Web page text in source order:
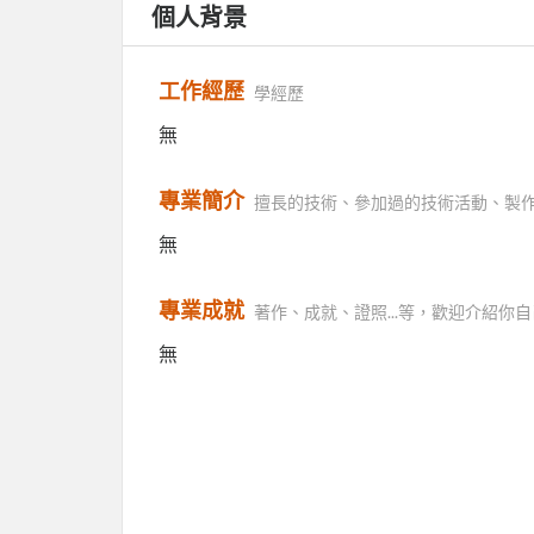
個人背景
工作經歷 學經歷
無
專業簡介 擅長的技術、參加過的技術活動、製
無
專業成就 著作、成就、證照...等，歡迎介紹你
無